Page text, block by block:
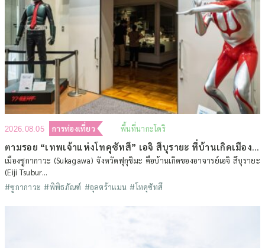
2026.08.05 การท่องเที่ยว พื้นที่นากะโดริ
ตามรอย “เทพเจ้าแห่งโทคุซัทสึ” เอจิ สึบุรายะ ที่บ้านเกิดเมืองซูกากาวะ จังหวัดฟุกุชิมะ (ตอนที่ 1)
เมืองซูกากาวะ (Sukagawa) จังหวัดฟุกุชิมะ คือบ้านเกิดของอาจารย์เอจิ สึบุรายะ
(Eiji Tsubur...
#ซูกากาวะ #พิพิธภัณฑ์ #อุลตร้าแมน #โทคุซัทสึ